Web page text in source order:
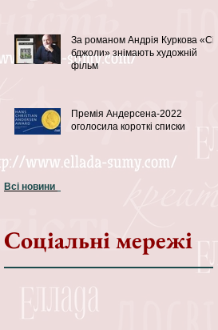
За романом Андрія Куркова «Сірі
бджоли» знімають художній
фільм
Премія Андерсена-2022
оголосила короткі списки
Всі новини
Соціальні мережі